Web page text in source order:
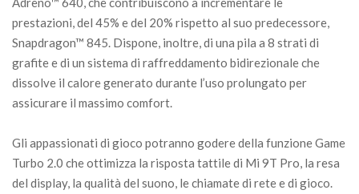
prestazioni, del 45% e del 20% rispetto al suo predecessore,
Snapdragon™ 845. Dispone, inoltre, di una pila a 8 strati di
grafite e di un sistema di raffreddamento bidirezionale che
dissolve il calore generato durante l’uso prolungato per
assicurare il massimo comfort.
Gli appassionati di gioco potranno godere della funzione Game
Turbo 2.0 che ottimizza la risposta tattile di Mi 9T Pro, la resa
del display, la qualità del suono, le chiamate di rete e di gioco.